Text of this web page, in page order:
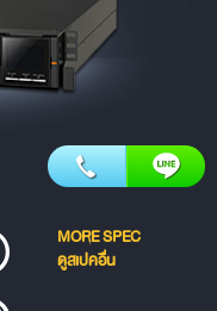
MORE SPEC
ดูสเปคอื่น